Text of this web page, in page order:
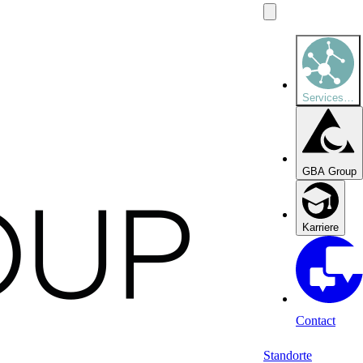
Services
GBA Group
Karriere
Contact
Standorte